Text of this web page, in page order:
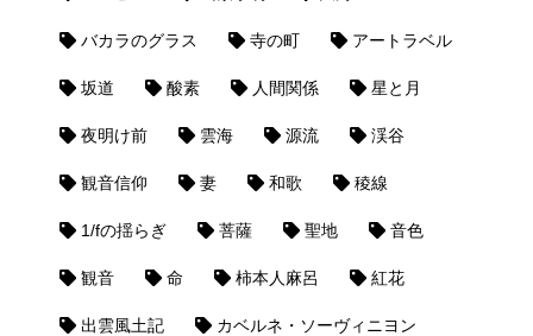
バカラのグラス 寺の町 アートラベル
坂道 酸素 人間関係 星と月
夜明け前 雲海 源流 渓谷
観音信仰 妻 和歌 稜線
1/fの揺らぎ 菩薩 聖地 音色
観音 命 柿本人麻呂 紅花
出雲風土記 カベルネ・ソーヴィニヨン